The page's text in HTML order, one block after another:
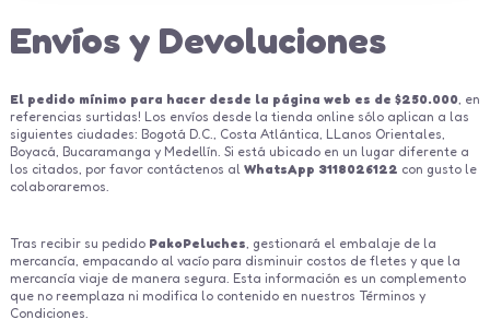
Envíos y Devoluciones
El pedido mínimo para hacer desde la página web es de $250.000, en
referencias surtidas! Los envíos desde la tienda online sólo aplican a las
siguientes ciudades: Bogotá D.C., Costa Atlántica, LLanos Orientales,
Boyacá, Bucaramanga y Medellín. Si está ubicado en un lugar diferente a
los citados, por favor contáctenos al WhatsApp 3118026122 con gusto le
colaboraremos.
Tras recibir su pedido PakoPeluches , gestionará el embalaje de la
mercancía, empacando al vacío para disminuir costos de fletes y que la
mercancía viaje de manera segura. Esta información es un complemento
que no reemplaza ni modifica lo contenido en nuestros Términos y
Condiciones.